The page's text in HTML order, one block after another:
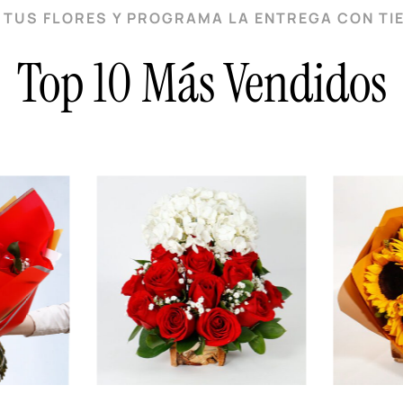
Top 10 Más Vendidos
FLORES Y PROGRAMA LA ENTREGA CON